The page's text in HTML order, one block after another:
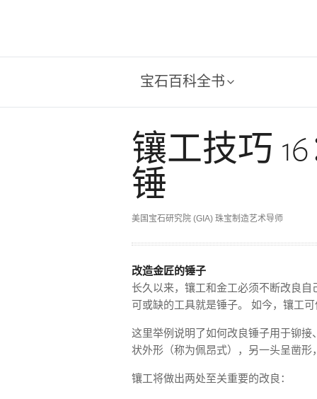
宝石百科全书
镶工技巧
锤
美国宝石研究院 (GIA) 珠宝制造艺术导师
改造金匠的锤子
长久以来，镶工和金工必须不断改良
可或缺的工具就是锤子。 如今，镶工可
这里举例说明了如何改良锤子用于铆
状外形（称为佩昂式），另一头呈凿形
镶工将做出两处至关重要的改良：